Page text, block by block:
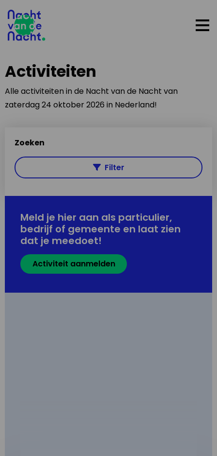
Activiteiten
Alle activiteiten in de Nacht van de Nacht van
zaterdag 24 oktober 2026 in Nederland!
Zoeken
Filter
Meld je hier aan als particulier,
bedrijf of gemeente en laat zien
dat je meedoet!
Activiteit aanmelden